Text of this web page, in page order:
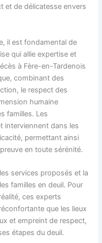
et de délicatesse envers
il est fondamental de
qui allie expertise et
à Fère-en-Tardenois
combinant des
le respect des
humaine
familles. Les
interviennent dans les
permettant ainsi
en toute sérénité.
services proposés et la
familles en deuil. Pour
ces experts
que les lieux
et empreint de respect,
étapes du deuil.